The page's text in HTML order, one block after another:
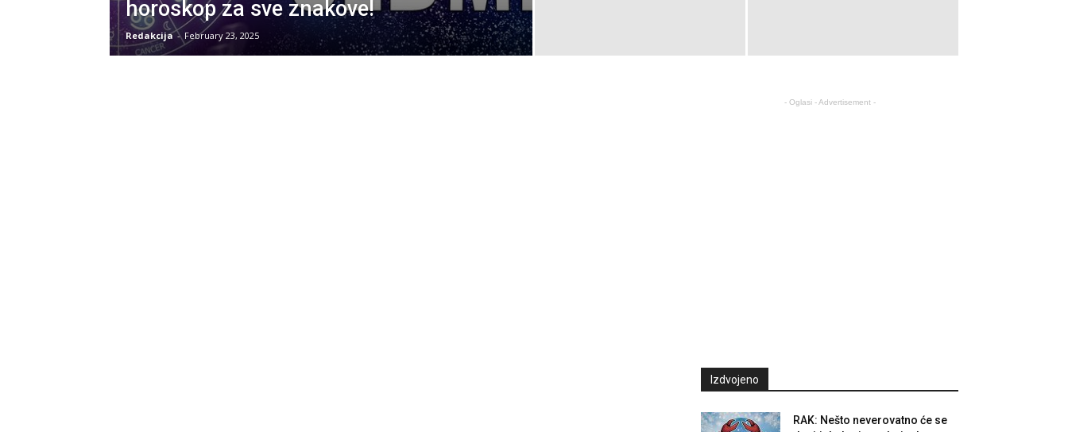
horoskop za sve znakove!
Redakcija - February 23, 2025
- Oglasi - Advertisement -
Izdvojeno
RAK: Nešto neverovatno će se